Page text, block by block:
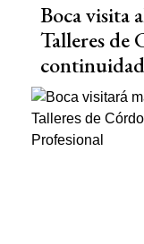
Boca visita
Talleres de